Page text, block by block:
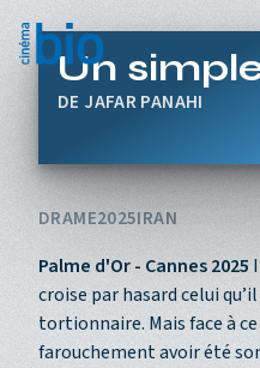
Un
JAFAR PANAHI
DRAME2025IRAN
Palme d'Or - Cannes 2025
croise par hasard celui
tortionnaire. Mais face à
farouchement avoir été